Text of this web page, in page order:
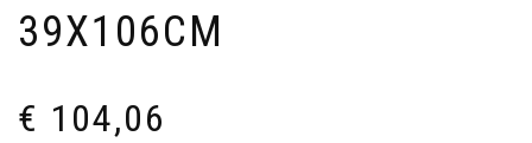
39X106CM
€ 104,06